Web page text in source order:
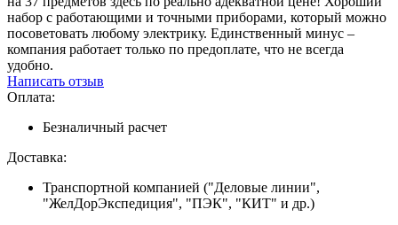
набор с работающими и точными приборами, который можно
посоветовать любому электрику. Единственный минус –
компания работает только по предоплате, что не всегда
удобно.
Написать отзыв
Оплата:
Безналичный расчет
Доставка:
Транспортной компанией ("Деловые линии",
"ЖелДорЭкспедиция", "ПЭК", "КИТ" и др.)